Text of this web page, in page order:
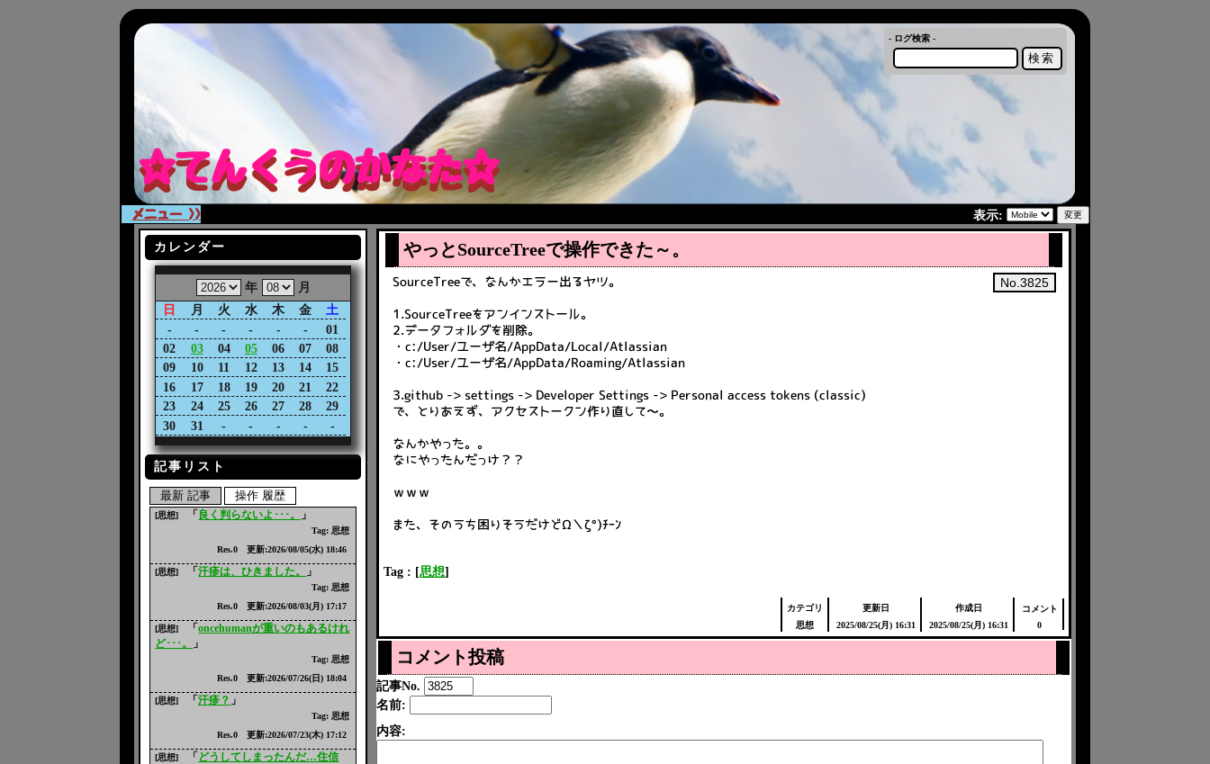
★てんくうのかなた★
☆てんく うのかなた☆
- ログ検索 -
メニュー >> 表示:
カレンダー
年
月
日
月 火 水 木 金
土
-
- - - - -
01
02
03 04 05 06 07
08
09
10 11 12 13 14
15
16
17 18 19 20 21
22
23
24 25 26 27 28
29
30
31 - - - - -
記事リスト
最新 記事 操作 履歴
[思想] 「 良く判らないよ･･･。 」
Tag: 思想
Res.0 更新:2026/08/05(水) 18:46
[思想] 「汗疹は、ひきました。 」
Tag: 思想
Res.0 更新:2026/08/03(月) 17:17
[思想] 「oncehumanが重いのもあるけれ
ど･･･。
」
Tag: 思想
Res.0 更新:2026/07/26(日) 18:04
[思想] 「汗疹？ 」
Tag: 思想
Res.0 更新:2026/07/23(木) 17:12
[思想] 「 どうしてしまったんだ…住信
やっとSourceTreeで操作できた～。
No.3825
SourceTreeで、なんかエラー出るヤツ。
1.SourceTreeをアンインストール。
2.データフォルダを削除。
・c:/User/ユーザ名/AppData/Local/Atlassian
・c:/User/ユーザ名/AppData/Roaming/Atlassian
3.github -> settings -> Developer Settings -> Personal access tokens (classic)
で、とりあえず、アクセストークン作り直して～。
なんかやった。。
なにやったんだっけ？？
ｗｗｗ
また、そのうち困りそうだけどΩ＼ζ°)ﾁｰﾝ
Tag : [思想]
カテゴリ
思想
更新日
2025/08/25(月) 16:31
作成日
2025/08/25(月) 16:31
コメント
0
コメント投稿
記事No.
名前:
内容: